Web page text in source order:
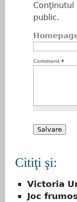
public.
Comment *
Citiţi şi:
Victoria
Joc